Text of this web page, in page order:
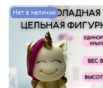
Нет в наличии